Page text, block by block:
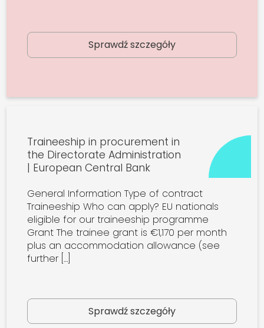
Sprawdź szczegóły
Traineeship in procurement in
the Directorate Administration
| European Central Bank
General Information Type of contract
Traineeship Who can apply? EU nationals
eligible for our traineeship programme
Grant The trainee grant is €1,170 per month
plus an accommodation allowance (see
further […]
Sprawdź szczegóły